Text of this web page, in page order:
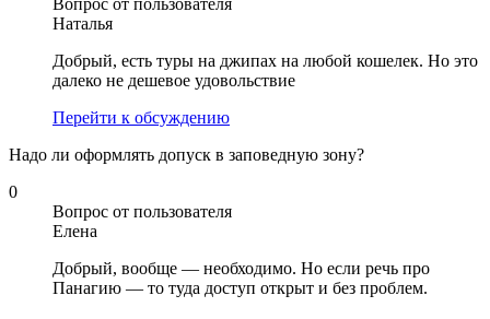
Вопрос от пользователя
Наталья
Добрый, есть туры на джипах на любой кошелек. Но это
далеко не дешевое удовольствие
Перейти к обсуждению
Надо ли оформлять допуск в заповедную зону?
0
Вопрос от пользователя
Елена
Добрый, вообще — необходимо. Но если речь про
Панагию — то туда доступ открыт и без проблем.